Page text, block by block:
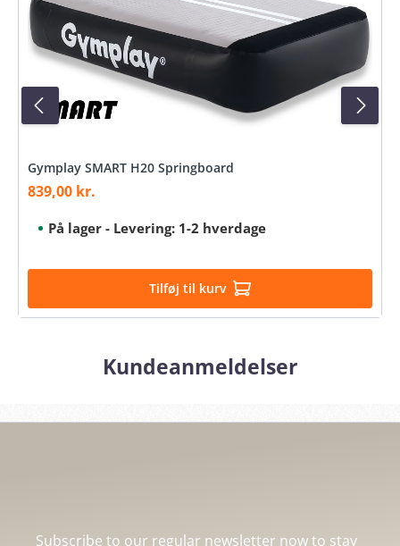
Gymplay SMART H20 Springboard
Sale price:
839,00 kr.
På lager - Levering: 1-2 hverdage
Tilføj til kurv
Kundeanmeldelser
Subscribe to our regular newsletter now to stay